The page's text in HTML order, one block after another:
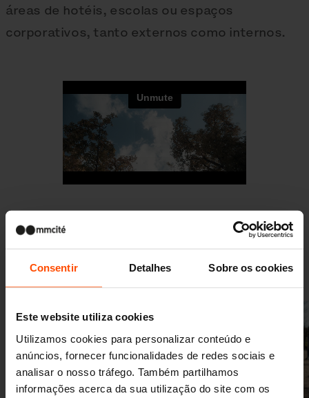
Consentir Detalhes Sobre os cookies
Este website utiliza cookies
Utilizamos cookies para personalizar conteúdo e
anúncios, fornecer funcionalidades de redes sociais e
analisar o nosso tráfego. Também partilhamos
informações acerca da sua utilização do site com os
áreas de hotéis, escolas ou espaços
corporativos, tanto externos como internos.
Fotos